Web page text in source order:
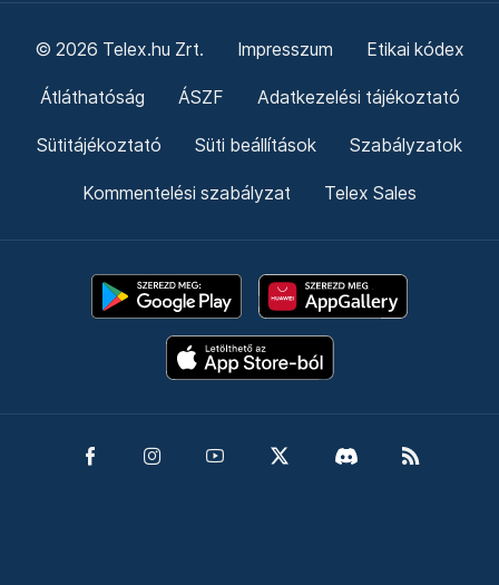
© 2026 Telex.hu Zrt. Impresszum Etikai kódex
Átláthatóság ÁSZF Adatkezelési tájékoztató
Sütitájékoztató Süti beállítások Szabályzatok
Kommentelési szabályzat Telex Sales